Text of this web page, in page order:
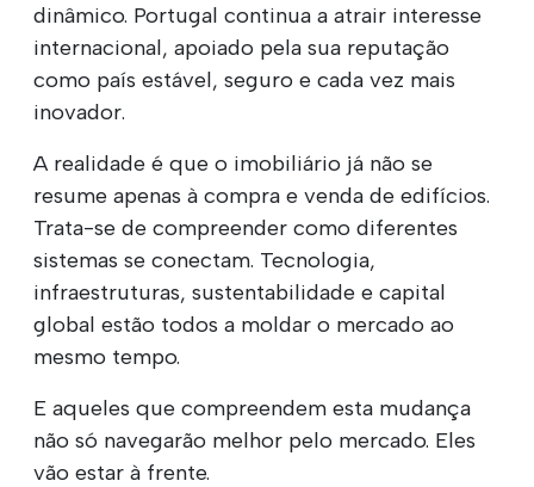
dinâmico. Portugal continua a atrair interesse
internacional, apoiado pela sua reputação
como país estável, seguro e cada vez mais
inovador.
A realidade é que o imobiliário já não se
resume apenas à compra e venda de edifícios.
Trata-se de compreender como diferentes
sistemas se conectam. Tecnologia,
infraestruturas, sustentabilidade e capital
global estão todos a moldar o mercado ao
mesmo tempo.
E aqueles que compreendem esta mudança
não só navegarão melhor pelo mercado. Eles
vão estar à frente.